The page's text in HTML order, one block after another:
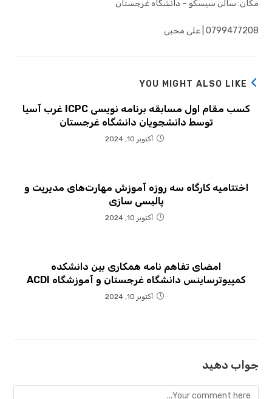
مکان: سالن سیسکو – دانشگاه غرجستان
0799477208 | علی محبی
YOU MIGHT ALSO LIKE
کسب مقام اول مسابقه برنامه نویسی ICPC غرب آسیا
توسط دانشجویان دانشگاه غرجستان
آکتوبر 10, 2024
اختتامیه کارگاه سه روزه آموزش مهارت‌های مدیریت و
پالیسی سازی
آکتوبر 10, 2024
امضای تفاهم نامه همکاری بین دانشکده
کمپیوترساینس دانشگاه غرجستان و آموزشگاه ACDI
آکتوبر 10, 2024
جواب دهید